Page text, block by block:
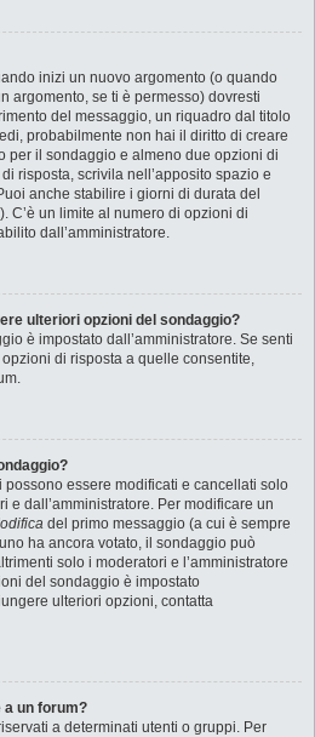
inizi un nuovo argomento (o quando
argomento, se ti è permesso) dovresti
del messaggio, un riquadro dal titolo
probabilmente non hai il diritto di creare
per il sondaggio e almeno due opzioni di
risposta, scrivila nell’apposito spazio e
anche stabilire i giorni di durata del
C’è un limite al numero di opzioni di
dall’amministratore.
ulteriori opzioni del sondaggio?
è impostato dall’amministratore. Se senti
di risposta a quelle consentite,
essere modificati e cancellati solo
e dall’amministratore. Per modificare un
del primo messaggio (a cui è sempre
ha ancora votato, il sondaggio può
solo i moderatori e l’amministratore
del sondaggio è impostato
ulteriori opzioni, contatta
a un forum?
a determinati utenti o gruppi. Per